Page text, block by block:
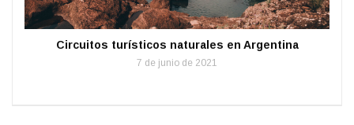
Circuitos turísticos naturales en Argentina
7 de junio de 2021